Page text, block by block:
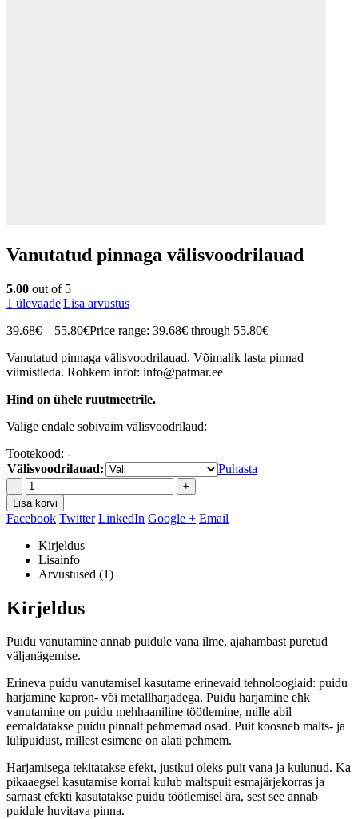
Vanutatud pinnaga välisvoodrilauad
5.00 out of 5
1 ülevaade|Lisa arvustus
39.68€ – 55.80€Price range: 39.68€ through 55.80€
Vanutatud pinnaga välisvoodrilauad. Võimalik lasta pinnad
viimistleda. Rohkem infot: info@patmar.ee
Hind on ühele ruutmeetrile.
Valige endale sobivaim välisvoodrilaud:
Tootekood: -
Välisvoodrilauad:
Puhasta
-
+
Lisa korvi
Facebook Twitter LinkedIn Google + Email
Kirjeldus
Lisainfo
Arvustused (1)
Kirjeldus
Puidu vanutamine annab puidule vana ilme, ajahambast puretud
väljanägemise.
Erineva puidu vanutamisel kasutame erinevaid tehnoloogiaid: puidu
harjamine kapron- või metallharjadega. Puidu harjamine ehk
vanutamine on puidu mehhaaniline töötlemine, mille abil
eemaldatakse puidu pinnalt pehmemad osad. Puit koosneb malts- ja
lülipuidust, millest esimene on alati pehmem.
Harjamisega tekitatakse efekt, justkui oleks puit vana ja kulunud. Ka
pikaaegsel kasutamise korral kulub maltspuit esmajärjekorras ja
sarnast efekti kasutatakse puidu töötlemisel ära, sest see annab
puidule huvitava pinna.